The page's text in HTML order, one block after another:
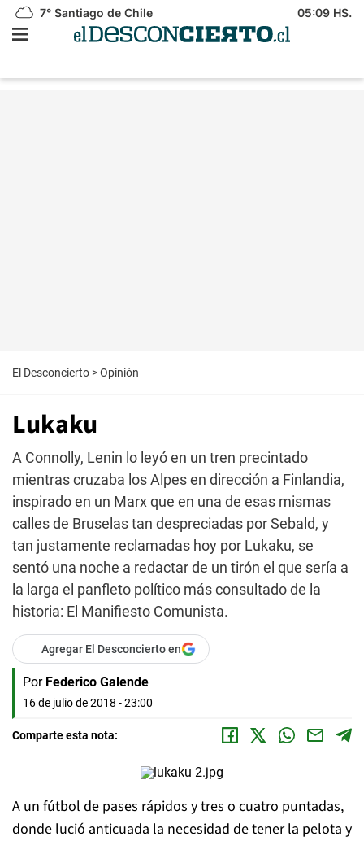
7° Santiago de Chile 05:09 HS.
El Desconcierto >Opinión
Lukaku
A Connolly, Lenin lo leyó en un tren precintado
mientras cruzaba los Alpes en dirección a Finlandia,
inspirado en un Marx que en una de esas mismas
calles de Bruselas tan despreciadas por Sebald, y
tan justamente reclamadas hoy por Lukaku, se
sentó una noche a redactar de un tirón el que sería a
la larga el panfleto político más consultado de la
historia: El Manifiesto Comunista.
Agregar El Desconcierto en
Por Federico Galende
16 de julio de 2018 - 23:00
Comparte esta nota:
A un fútbol de pases rápidos y tres o cuatro puntadas,
donde lució anticuada la necesidad de tener la pelota y